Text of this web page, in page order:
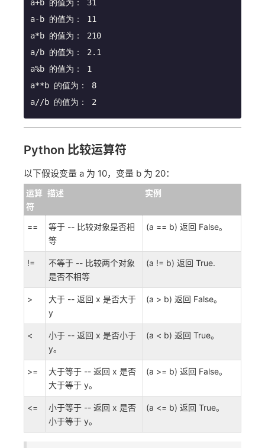
a//b 的值为： 2
Python 比较运算符
以下假设变量 a 为 10，变量 b 为 20：
运算
符
描述 实例
==
等于 -- 比较对象是否相
等
(a == b) 返回 False。
!=
不等于 -- 比较两个对象
是否不相等
(a != b) 返回 True.
>
大于 -- 返回 x 是否大于
y
(a > b) 返回 False。
<
小于 -- 返回 x 是否小于
y。
(a < b) 返回 True。
>=
大于等于 -- 返回 x 是否
大于等于 y。
(a >= b) 返回 False。
<=
小于等于 -- 返回 x 是否
小于等于 y。
(a <= b) 返回 True。